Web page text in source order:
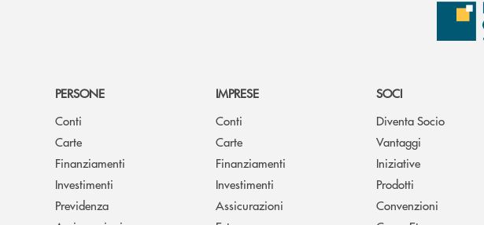
PERSONE
Conti
Carte
Finanziamenti
Investimenti
Previdenza
IMPRESE
Conti
Carte
Finanziamenti
Investimenti
Assicurazioni
SOCI
Diventa Socio
Vantaggi
Iniziative
Prodotti
Convenzioni